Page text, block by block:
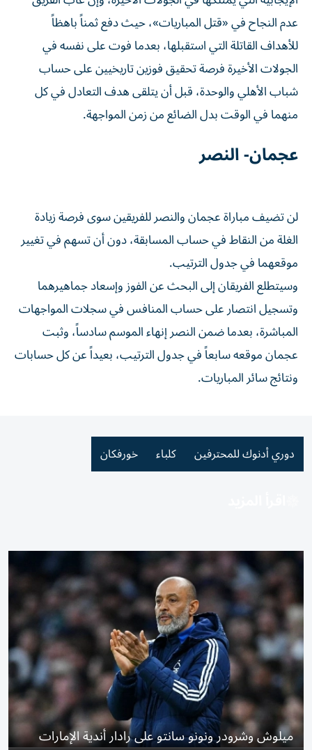
عدم النجاح في «قتل المباريات»، حيث دفع ثمناً باهظاً
للأهداف القاتلة التي استقبلها، بعدما فوت على نفسه في
الجولات الأخيرة فرصة تحقيق فوزين تاريخيين على حساب
شباب الأهلي والوحدة، قبل أن يتلقى هدف التعادل في كل
منهما في الوقت بدل الضائع من زمن المواجهة.
عجمان- النصر
لن تضيف مباراة عجمان والنصر للفريقين سوى فرصة زيادة
الغلة من النقاط في حساب المسابقة، دون أن تسهم في تغيير
موقعهما في جدول الترتيب.
وسيتطلع الفريقان إلى البحث عن الفوز وإسعاد جماهيرهما
وتسجيل انتصار على حساب المنافس في سجلات المواجهات
المباشرة، بعدما ضمن النصر إنهاء الموسم سادساً، وثبت
عجمان موقعه سابعاً في جدول الترتيب، بعيداً عن كل حسابات
ونتائج سائر المباريات.
دوري أدنوك للمحترفين كلباء خورفكان
ميلوش وشرودر ونونو سانتو على رادار أندية الإمارات